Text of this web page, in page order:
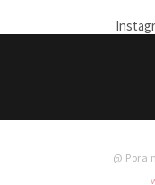
@ Pora